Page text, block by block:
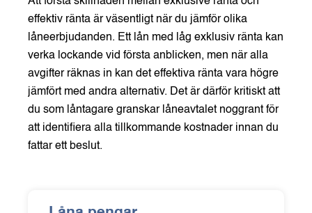
effektiv ränta är väsentligt när du jämför olika
låneerbjudanden. Ett lån med låg exklusiv ränta kan
verka lockande vid första anblicken, men när alla
avgifter räknas in kan det effektiva ränta vara högre
jämfört med andra alternativ. Det är därför kritiskt att
du som låntagare granskar låneavtalet noggrant för
att identifiera alla tillkommande kostnader innan du
fattar ett beslut.